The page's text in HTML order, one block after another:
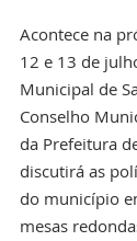
Acontece na
12 e 13 de
Municipal de
Conselho
da Prefeitura
discutirá as
do município
mesas